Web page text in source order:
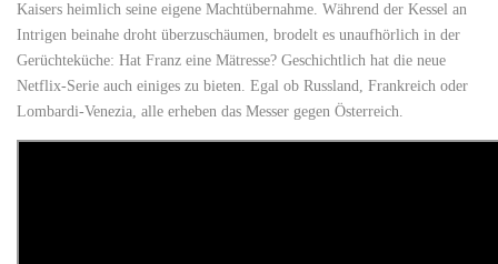
Kaisers heimlich seine eigene Machtübernahme. Während der Kessel an
Intrigen beinahe droht überzuschäumen, brodelt es unaufhörlich in der
Gerüchteküche: Hat Franz eine Mätresse? Geschichtlich hat die neue
Netflix-Serie auch einiges zu bieten. Egal ob Russland, Frankreich oder
Lombardi-Venezia, alle erheben das Messer gegen Österreich.